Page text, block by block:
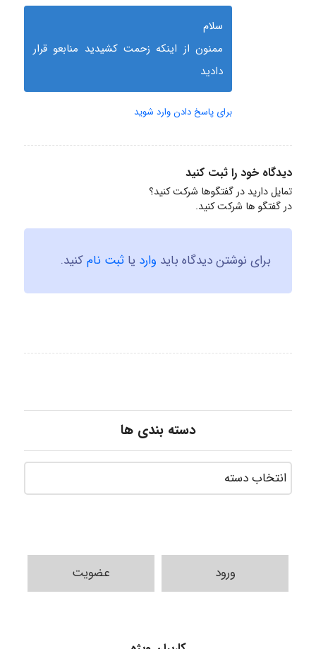
سلام
ممنون از اینکه زحمت کشیدید منابعو قرار
دادید
برای پاسخ دادن وارد شوید
دیدگاه خود را ثبت کنید
تمایل دارید در گفتگوها شرکت کنید؟
در گفتگو ها شرکت کنید.
برای نوشتن دیدگاه باید وارد یا ثبت نامکنید.
دسته بندی ها
ورود عضویت